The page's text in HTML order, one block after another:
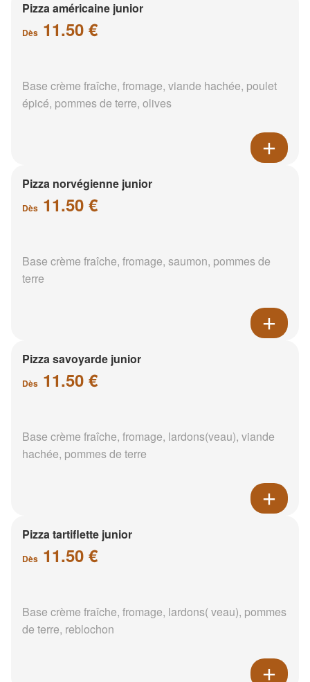
Pizza américaine junior
Dès 11.50 €
Base crème fraîche, fromage, viande hachée, poulet
épicé, pommes de terre, olives
Pizza norvégienne junior
Dès 11.50 €
Base crème fraîche, fromage, saumon, pommes de
terre
Pizza savoyarde junior
Dès 11.50 €
Base crème fraîche, fromage, lardons(veau), viande
hachée, pommes de terre
Pizza tartiflette junior
Dès 11.50 €
Base crème fraîche, fromage, lardons( veau), pommes
de terre, reblochon